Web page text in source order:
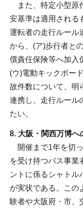
また、特定小型原
安基準は適用される
運転者の走行ルール
から、(ア)歩行者と
償責任保険等へ加入
(ウ)電動キックボー
故件数について、明
連携し、走行ルール
たい。
8. 大阪・関西万博へ
開催まで1年を切
を受け持つバス事業
ントに係るシャトル
が実状である。この
験者や大阪府・市、